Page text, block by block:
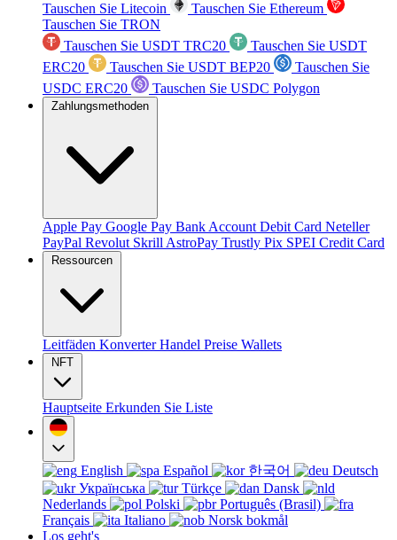
Tauschen Sie Litecoin
Tauschen Sie Ethereum
Tauschen Sie TRON
Tauschen Sie USDT TRC20
Tauschen Sie USDT
ERC20
Tauschen Sie USDT BEP20
Tauschen Sie
USDC ERC20
Tauschen Sie USDC Polygon
Zahlungsmethoden
Apple Pay Google Pay Bank Account Debit Card Neteller
PayPal Revolut Skrill AstroPay Trustly Pix SPEI Credit Card
Ressourcen
Leitfäden KonverterHandel Preise Wallets
NFT
Hauptseite Erkunden Sie Liste
English Español 한국어
Deutsch
Українська
Türkçe
Dansk
Nederlands
Polski
Português (Brasil)
Français
Italiano
Norsk bokmål
Los geht's